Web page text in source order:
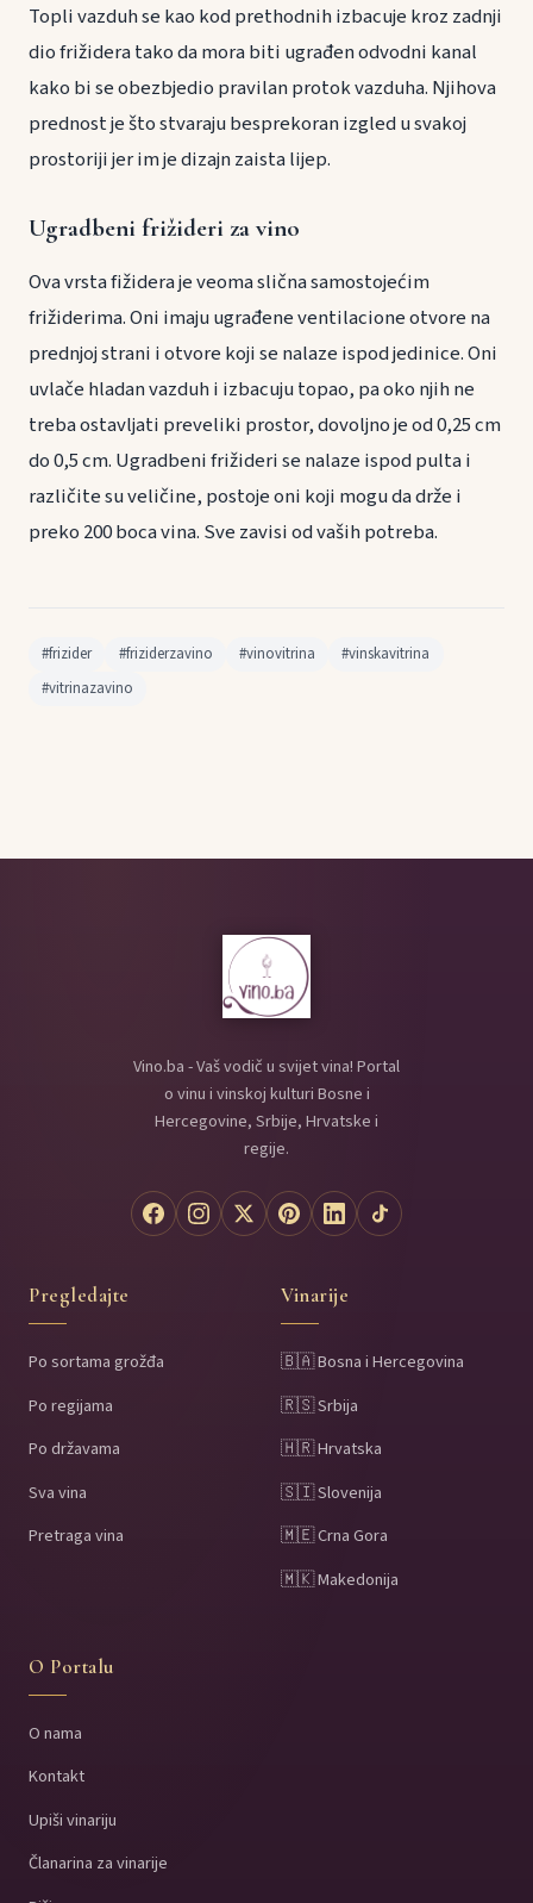
Topli vazduh se kao kod prethodnih izbacuje kroz zadnji
dio frižidera tako da mora biti ugrađen odvodni kanal
kako bi se obezbjedio pravilan protok vazduha. Njihova
prednost je što stvaraju besprekoran izgled u svakoj
prostoriji jer im je dizajn zaista lijep.
Ugradbeni frižideri za vino
Ova vrsta fižidera je veoma slična samostojećim
frižiderima. Oni imaju ugrađene ventilacione otvore na
prednjoj strani i otvore koji se nalaze ispod jedinice. Oni
uvlače hladan vazduh i izbacuju topao, pa oko njih ne
treba ostavljati preveliki prostor, dovoljno je od 0,25 cm
do 0,5 cm. Ugradbeni frižideri se nalaze ispod pulta i
različite su veličine, postoje oni koji mogu da drže i
preko 200 boca vina. Sve zavisi od vaših potreba.
#frizider #friziderzavino #vinovitrina
#vinskavitrina
#vitrinazavino
Vino.ba - Vaš vodič u svijet vina! Portal
o vinu i vinskoj kulturi Bosne i
Hercegovine, Srbije, Hrvatske i
regije.
Pregledajte
Po sortama grožđa
Po regijama
Po državama
Sva vina
Pretraga vina
Vinarije
🇧🇦 Bosna i Hercegovina
🇷🇸 Srbija
🇭🇷 Hrvatska
🇸🇮 Slovenija
🇲🇪 Crna Gora
🇲🇰 Makedonija
O Portalu
O nama
Kontakt
Upiši vinariju
Članarina za vinarije